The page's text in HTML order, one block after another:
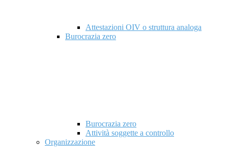
Attestazioni OIV o struttura analoga
Burocrazia zero
Burocrazia zero
Attività soggette a controllo
Organizzazione